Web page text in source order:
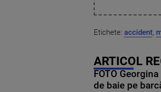
Etichete: accident,
ARTICOL
FOTO
de baie pe